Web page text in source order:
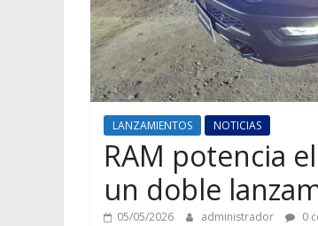
LANZAMIENTOS NOTICIAS
RAM potencia
un doble
05/05/2026 administrador 0